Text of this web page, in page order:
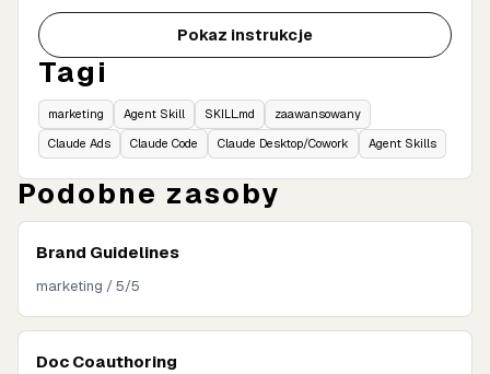
Pokaz instrukcje
Tagi
marketing Agent Skill SKILL.md
zaawansowany
Claude Ads
Claude Code Claude Desktop/Cowork Agent Skills
Podobne zasoby
Brand Guidelines
marketing / 5/5
Doc Coauthoring